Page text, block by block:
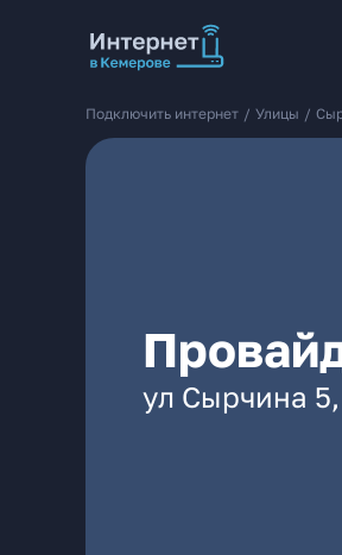
Подключить интернет / Улицы /
ул Сырчина